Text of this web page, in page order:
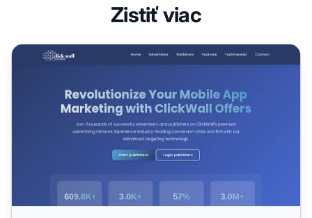
Zistiť viac
Partnerský program Clickwall